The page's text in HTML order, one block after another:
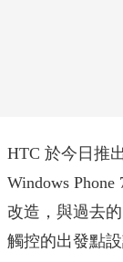
HTC 於今日推
Windows Phone
改造，與過去的
觸控的出發點